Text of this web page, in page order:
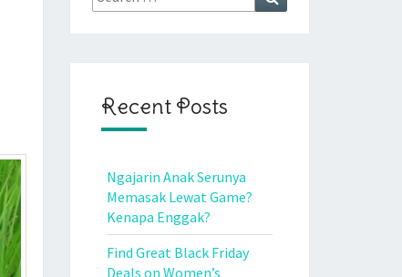
for:
Recent Posts
Ngajarin Anak Serunya
Memasak Lewat Game?
Kenapa Enggak?
Find Great Black Friday
Deals on Women’s